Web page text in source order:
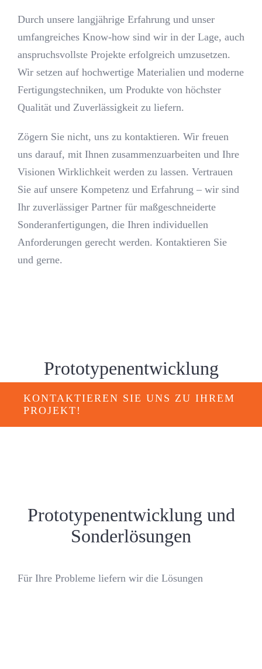
Durch unsere langjährige Erfahrung und unser
umfangreiches Know-how sind wir in der Lage, auch
anspruchsvollste Projekte erfolgreich umzusetzen.
Wir setzen auf hochwertige Materialien und moderne
Fertigungstechniken, um Produkte von höchster
Qualität und Zuverlässigkeit zu liefern.
Zögern Sie nicht, uns zu kontaktieren. Wir freuen
uns darauf, mit Ihnen zusammenzuarbeiten und Ihre
Visionen Wirklichkeit werden zu lassen. Vertrauen
Sie auf unsere Kompetenz und Erfahrung – wir sind
Ihr zuverlässiger Partner für maßgeschneiderte
Sonderanfertigungen, die Ihren individuellen
Anforderungen gerecht werden. Kontaktieren Sie
und gerne.
Prototypenentwicklung
KONTAKTIEREN SIE UNS ZU IHREM
PROJEKT!
Prototypenentwicklung und
Sonderlösungen
Für Ihre Probleme liefern wir die Lösungen